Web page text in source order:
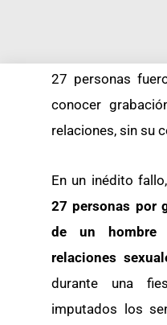
27 personas
conocer
relaciones, sin su
En un inédito
27 personas por
de un hombre
relaciones
durante una
imputados los